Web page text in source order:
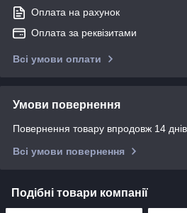
Оплата на рахунок
Оплата за реквізитами
Всі умови оплати
Умови повернення
Повернення товару впродовж 14
Всі умови повернення
Подібні товари компанії